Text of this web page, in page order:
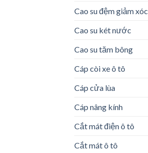
Cao su đệm giảm xóc
Cao su két nước
Cao su tăm bông
Cáp còi xe ô tô
Cáp cửa lùa
Cáp nâng kính
Cắt mát điện ô tô
Cắt mát ô tô